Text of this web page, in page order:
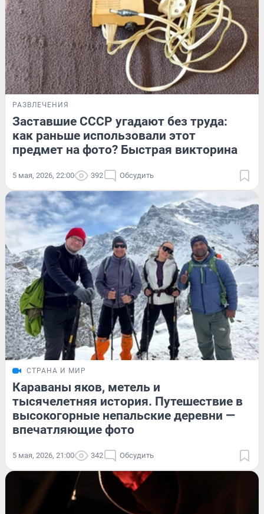
РАЗВЛЕЧЕНИЯ
Заставшие СССР угадают без труда:
как раньше использовали этот
предмет на фото? Быстрая викторина
5 мая, 2026, 22:00 392 Обсудить
СТРАНА И МИР
Караваны яков, метель и
тысячелетняя история. Путешествие в
высокогорные непальские деревни —
впечатляющие фото
5 мая, 2026, 21:00 342 Обсудить